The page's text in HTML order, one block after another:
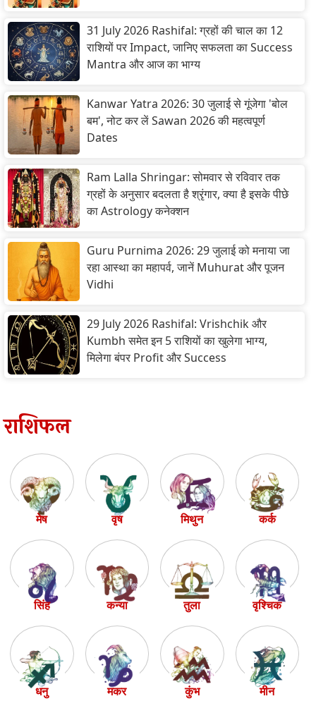
31 July 2026 Rashifal: ग्रहों की चाल का 12
राशियों पर Impact, जानिए सफलता का Success
Mantra और आज का भाग्य
Kanwar Yatra 2026: 30 जुलाई से गूंजेगा 'बोल
बम', नोट कर लें Sawan 2026 की महत्वपूर्ण
Dates
Ram Lalla Shringar: सोमवार से रविवार तक
ग्रहों के अनुसार बदलता है श्रृंगार, क्या है इसके पीछे
का Astrology कनेक्शन
Guru Purnima 2026: 29 जुलाई को मनाया जा
रहा आस्था का महापर्व, जानें Muhurat और पूजन
Vidhi
29 July 2026 Rashifal: Vrishchik और
Kumbh समेत इन 5 राशियों का खुलेगा भाग्य,
मिलेगा बंपर Profit और Success
राशिफल
मेष वृष मिथुन कर्क
सिंह कन्या तुला वृश्चिक
धनु मकर कुंभ मीन